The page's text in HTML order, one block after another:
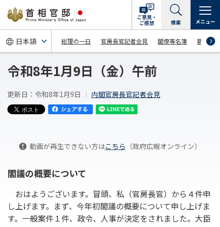
総理の一日 官房長官記者会見 閣僚等名簿 新着情報
ご意見・
ご感想
検索 メニュー
令和8年1月9日（金）午前
更新日：令和8年1月9日 内閣官房長官記者会見
動画が再生できない方はこちら （政府広報オンライン）
閣議の概要について
おはようございます。冒頭、私（官房長官）から４件申
し上げます。まず、今年初閣議の概要について申し上げま
す。一般案件１件、政令、人事が決定をされました。大臣